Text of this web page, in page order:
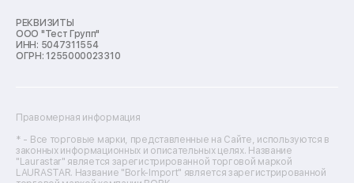
Ремонт морозильных камер
Ремонт отпаривателей
Ремонт плоттеров
Ремонт фенов
Ремонт цифровых биноклей
Ремонт тепловизоров
Ремонт массажных кресел
Ремонт водонагревателей
РЕКВИЗИТЫ
ООО "Тест Групп"
ИНН: 5047311554
ОГРН: 1255000023310
Правомерная информация
* - Все торговые марки, представленные на Сайте, используются в
законных информационных и описательных целях. Название
"Laurastar" является зарегистрированной торговой маркой
LAURASTAR. Название "Bork-Import" является зарегистрированной